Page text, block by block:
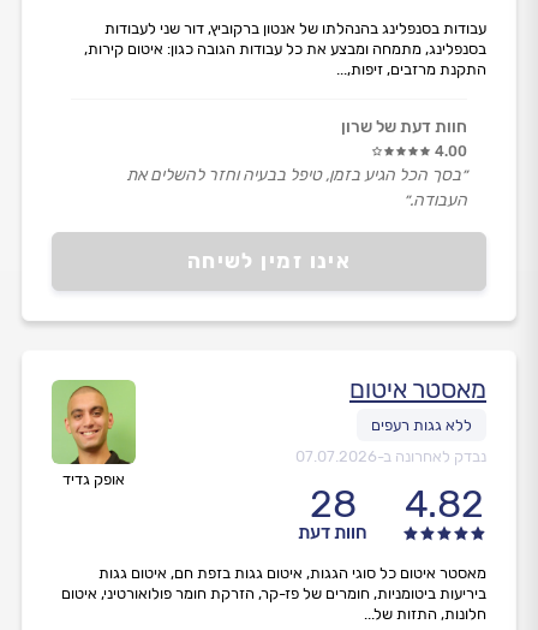
אינו זמין לשיחה
עבודות בסנפלינג בהנהלתו של אנטון ברקוביץ, דור שני לעבודות
בסנפלינג, מתמחה ומבצע את כל עבודות הגובה כגון: איטום קירות,
התקנת מרזבים, זיפות,...
חוות דעת של שרון
4.00
״בסך הכל הגיע בזמן, טיפל בבעיה וחזר להשלים את
העבודה.״
אופק גדיד
מאסטר איטום
נבדק לאחרונה ב-07.07.2026
4.82
28
חוות דעת
מאסטר איטום כל סוגי הגגות, איטום גגות בזפת חם, איטום גגות
ביריעות ביטומניות, חומרים של פז-קר, הזרקת חומר פולואורטיני, איטום
חלונות, התזות של...